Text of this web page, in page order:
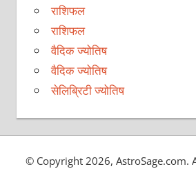
राशिफल
राशिफल
वैदिक ज्योतिष
वैदिक ज्योतिष
सेलिब्रिटी ज्योतिष
© Copyright 2026, AstroSage.com.